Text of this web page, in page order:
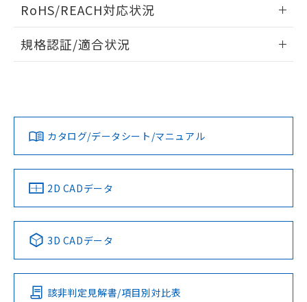
ドすることができます。
ログイン/会員登録
ダウンロードデータをご利用いただく前に、以下を必ずお読
みください。
ソフトウェアの使用条件
RoHS/REACH対応状況
EU RoHS 注意事項・凡例
対応済み
中国 RoHS 注意事項・凡例
Pb Hg Cd Cr(VI)
O
規格認証/適合状況
カタログ/データシート/マニュアル
2D CADデータ
3D CADデータ
該非判定見解書/項目別対比表
物質の対応では、対応完了までの期間は出
荷製品に未対応品が混在することから備考
欄に対応日を記載しておりました。
既に当社にて対応品への在庫切替を完了